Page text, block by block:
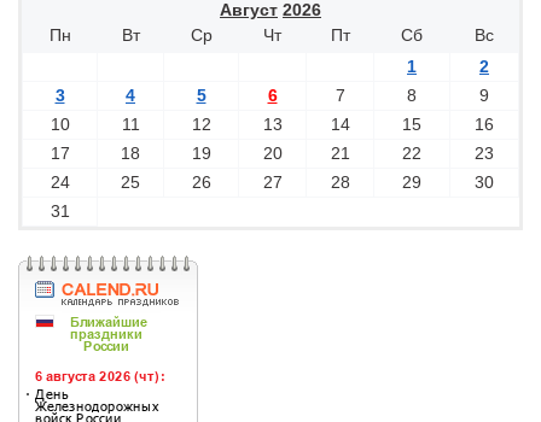
Август 2026
Пн
Вт Ср Чт Пт Сб
Вс
1
2
3
4 5 6 7 8
9
10
11 12 13 14 15
16
17
18 19 20 21 22
23
24
25 26 27 28 29
30
31